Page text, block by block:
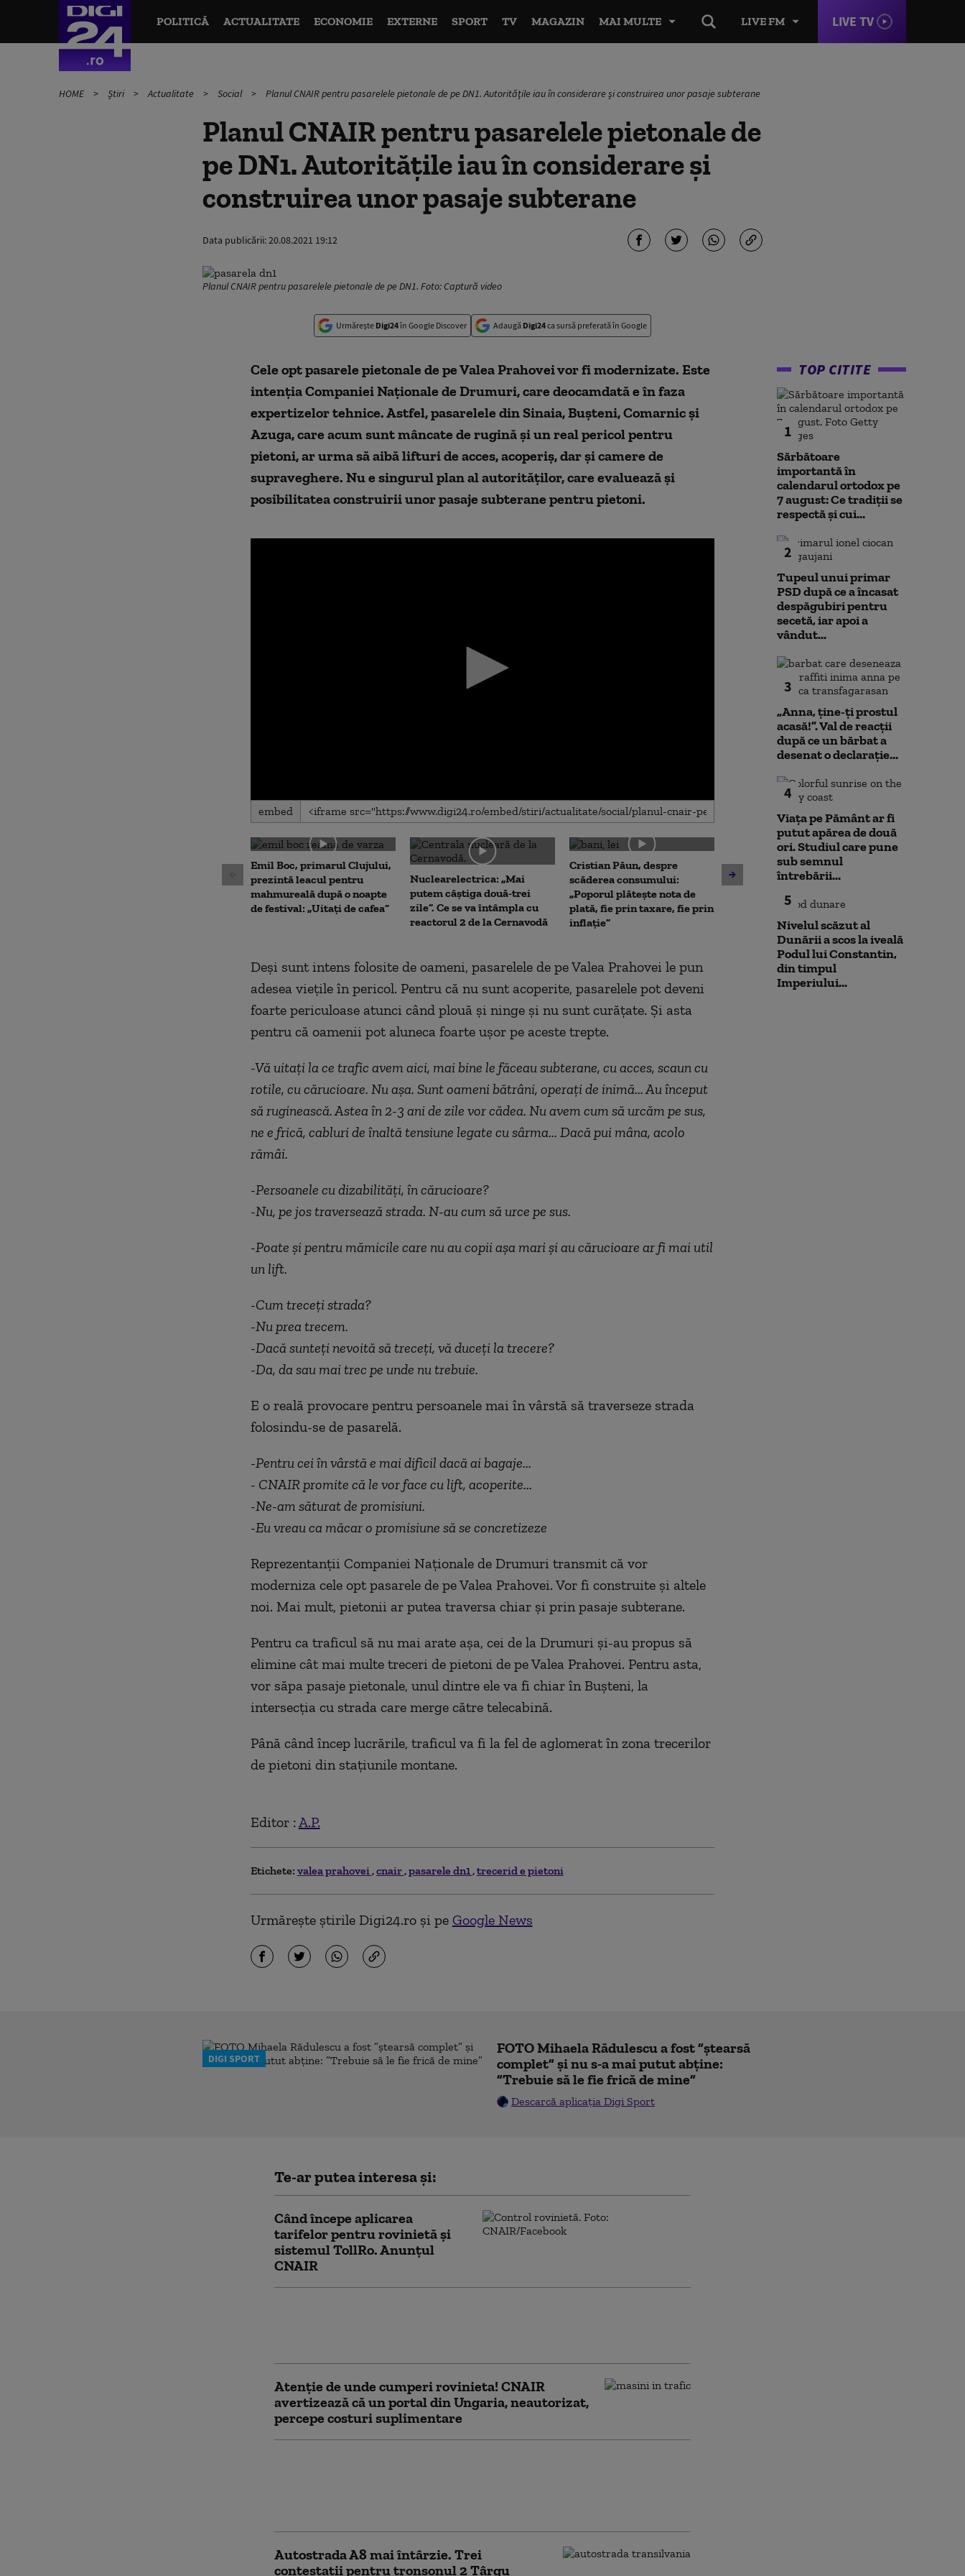
LIVE FM LIVE TV
POLITICĂ ACTUALITATE ECONOMIE EXTERNE SPORT TV MAGAZIN MAI MULTE
HOME Știri Actualitate Social Planul CNAIR pentru pasarelele pietonale de pe DN1. Autoritățile iau în considerare și construirea unor pasaje subterane
Planul CNAIR pentru pasarelele pietonale de
pe DN1. Autoritățile iau în considerare și
construirea unor pasaje subterane
Data publicării:20.08.2021 19:12
Planul CNAIR pentru pasarelele pietonale de pe DN1. Foto: Captură video
Urmărește Digi24în Google Discover Adaugă Digi24ca sursă preferată în Google
Cele opt pasarele pietonale de pe Valea Prahovei vor fi modernizate. Este
intenția Companiei Naționale de Drumuri, care deocamdată e în faza
expertizelor tehnice. Astfel, pasarelele din Sinaia, Bușteni, Comarnic și
Azuga, care acum sunt mâncate de rugină și un real pericol pentru
pietoni, ar urma să aibă lifturi de acces, acoperiș, dar și camere de
supraveghere. Nu e singurul plan al autorităților, care evaluează și
posibilitatea construirii unor pasaje subterane pentru pietoni.
0
seconds
0
secondsVolume
90%
embed
Emil Boc, primarul Clujului,
prezintă leacul pentru
mahmureală după o noapte
de festival: „Uitați de cafea”
Nuclearelectrica: „Mai
putem câștiga două-trei
zile”. Ce se va întâmpla cu
reactorul 2 de la Cernavodă
Cristian Păun, despre
scăderea consumului:
„Poporul plătește nota de
plată, fie prin taxare, fie prin
inflație”
Antrenament cu miză:
pușcașii marini români au
testat vehiculele de asalt
amfibiu AAV-7 alături de
militarii SUA
„Am
Deși sunt intens folosite de oameni, pasarelele de pe Valea Prahovei le pun
adesea viețile în pericol. Pentru că nu sunt acoperite, pasarelele pot deveni
foarte periculoase atunci când plouă și ninge și nu sunt curățate. Și asta
pentru că oamenii pot aluneca foarte ușor pe aceste trepte.
-Vă uitați la ce trafic avem aici, mai bine le făceau subterane, cu acces, scaun cu
rotile, cu cărucioare. Nu așa. Sunt oameni bătrâni, operați de inimă... Au început
să ruginească. Astea în 2-3 ani de zile vor cădea. Nu avem cum să urcăm pe sus,
ne e frică, cabluri de înaltă tensiune legate cu sârma... Dacă pui mâna, acolo
rămâi.
-Persoanele cu dizabilități, în cărucioare?
-Nu, pe jos traversează strada. N-au cum să urce pe sus.
-Poate și pentru mămicile care nu au copii așa mari și au cărucioare ar fi mai util
un lift.
-Cum treceți strada?
-Nu prea trecem.
-Dacă sunteți nevoită să treceți, vă duceți la trecere?
-Da, da sau mai trec pe unde nu trebuie.
E o reală provocare pentru persoanele mai în vârstă să traverseze strada
folosindu-se de pasarelă.
-Pentru cei în vârstă e mai dificil dacă ai bagaje...
- CNAIR promite că le vor face cu lift, acoperite...
-Ne-am săturat de promisiuni.
-Eu vreau ca măcar o promisiune să se concretizeze
Reprezentanții Companiei Naționale de Drumuri transmit că vor
moderniza cele opt pasarele de pe Valea Prahovei. Vor fi construite și altele
noi. Mai mult, pietonii ar putea traversa chiar și prin pasaje subterane.
Pentru ca traficul să nu mai arate așa, cei de la Drumuri și-au propus să
elimine cât mai multe treceri de pietoni de pe Valea Prahovei. Pentru asta,
vor săpa pasaje pietonale, unul dintre ele va fi chiar în Bușteni, la
intersecția cu strada care merge către telecabină.
Până când încep lucrările, traficul va fi la fel de aglomerat în zona trecerilor
de pietoni din stațiunile montane.
Editor : A.P.
Etichete: valea prahovei cnair pasarele dn1 trecerid e pietoni
Urmărește știrile Digi24.ro și pe Google News
TOP CITITE
1
Sărbătoare
importantă în
calendarul ortodox pe
7 august: Ce tradiții se
respectă și cui...
2
Tupeul unui primar
PSD după ce a încasat
despăgubiri pentru
secetă, iar apoi a
vândut...
3
„Anna, ţine-ţi prostul
acasă!”. Val de reacții
după ce un bărbat a
desenat o declarație...
4
Viața pe Pământ ar fi
putut apărea de două
ori. Studiul care pune
sub semnul
întrebării...
5
Nivelul scăzut al
Dunării a scos la iveală
Podul lui Constantin,
din timpul
Imperiului...
DIGI SPORT
FOTO Mihaela Rădulescu a fost ”ștearsă
complet” și nu s-a mai putut abține:
”Trebuie să le fie frică de mine”
Descarcă aplicația Digi Sport
Te-ar putea interesa și:
Când începe aplicarea
tarifelor pentru rovinietă şi
sistemul TollRo. Anunțul
CNAIR
Atenție de unde cumperi rovinieta! CNAIR
avertizează că un portal din Ungaria, neautorizat,
percepe costuri suplimentare
Autostrada A8 mai întârzie. Trei
contestații pentru tronsonul 2 Târgu